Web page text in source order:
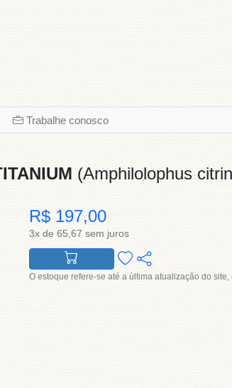
Trabalhe conosco
(Amphilolophus
R$ 197,00
3x de 65,67 sem juros
O estoque refere-se até a última atualização do